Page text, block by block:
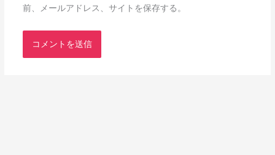
前、メールアドレス、サイトを保存する。